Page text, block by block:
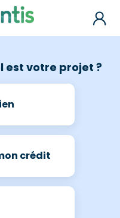
est votre projet ?
crédit